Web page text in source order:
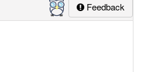
Feedback